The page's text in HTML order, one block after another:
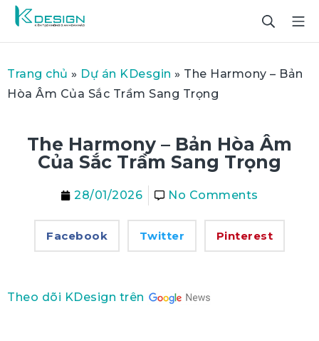
Trang chủ » Dự án KDesgin » The Harmony – Bản
Hòa Âm Của Sắc Trầm Sang Trọng
The Harmony – Bản Hòa Âm
Của Sắc Trầm Sang Trọng
28/01/2026 No Comments
Facebook Twitter Pinterest
Theo dõi KDesign trên